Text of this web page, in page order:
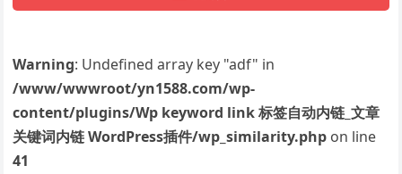
Warning: Undefined array key "adf" in
/www/wwwroot/yn1588.com/wp-
content/plugins/Wp keyword link 标签自动内链_文章
关键词内链 WordPress插件/wp_similarity.php on line
41